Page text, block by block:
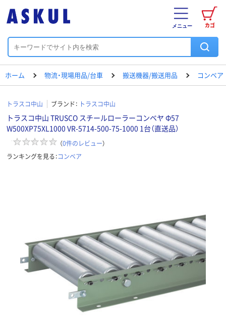
カゴ
メニュー
ホーム 物流・現場用品/台車 搬送機器/搬送用品 コンベア
トラスコ中山 ブランド： トラスコ中山
トラスコ中山 TRUSCO スチールローラーコンベヤ Φ57
W500XP75XL1000 VR-5714-500-75-1000 1台（直送品）
（0件のレビュー）
ランキングを見る：コンベア